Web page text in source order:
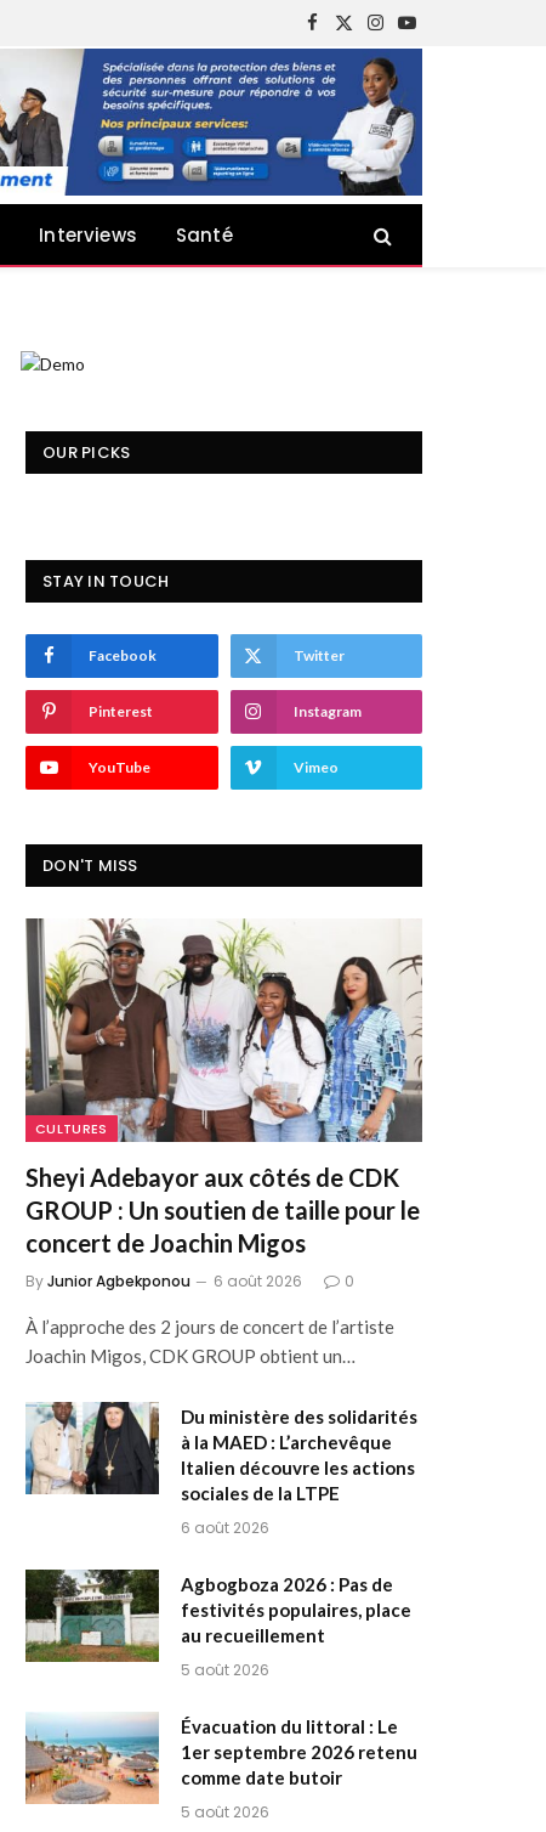
Facebook
X
(Twitter)
Instagram
YouTube
Interviews Santé
OUR PICKS
STAY IN TOUCH
Facebook Twitter
Pinterest Instagram
YouTube Vimeo
DON'T MISS
CULTURES
Sheyi Adebayor aux côtés de CDK
GROUP : Un soutien de taille pour le
concert de Joachin Migos
ByJunior Agbekponou 6 août 2026 0
À l’approche des 2 jours de concert de l’artiste
Joachin Migos, CDK GROUP obtient un…
Du ministère des solidarités
à la MAED : L’archevêque
Italien découvre les actions
sociales de la LTPE
6 août 2026
Agbogboza 2026 : Pas de
festivités populaires, place
au recueillement
5 août 2026
Évacuation du littoral : Le
1er septembre 2026 retenu
comme date butoir
5 août 2026